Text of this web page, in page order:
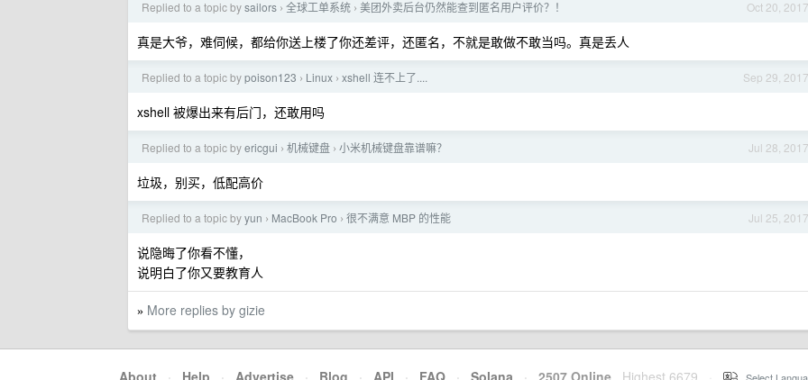
Oct 20, 2017
Replied to a topic bysailors › 全球工单系统 › 美团外卖后台仍然能查到匿名用户评价？！
真是大爷，难伺候，都给你送上楼了你还差评，还匿名，不就是敢做不敢当吗。真是丢人
Sep 29, 2017
Replied to a topic bypoison123 › Linux › xshell 连不上了....
xshell 被爆出来有后门，还敢用吗
Jul 28, 2017
Replied to a topic byericgui › 机械键盘 › 小米机械键盘靠谱嘛？
垃圾，别买，低配高价
Jul 25, 2017
Replied to a topic byyun › MacBook Pro › 很不满意 MBP 的性能
说隐晦了你看不懂，
说明白了你又要教育人
» More replies by gizie
About · Help · Advertise · Blog · API · FAQ · Solana · 2507 Online Highest 6679